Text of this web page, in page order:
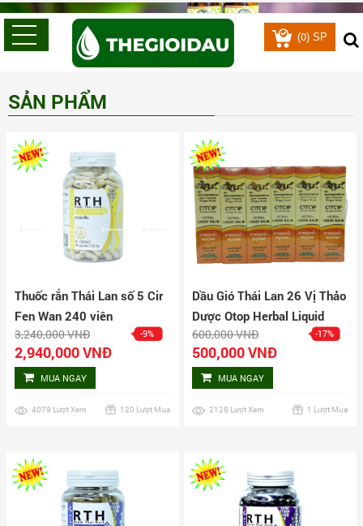
(0) SP
SẢN PHẨM
Thuốc rắn Thái Lan số 5 Cir
Fen Wan 240 viên
3,240,000 VNĐ -9%
2,940,000 VNĐ
MUA NGAY
4079 Lượt Xem 120 Lượt Mua
Dầu Gió Thái Lan 26 Vị Thảo
Dược Otop Herbal Liquid
Balm Lốc 12 Chai
600,000 VNĐ -17%
500,000 VNĐ
MUA NGAY
2128 Lượt Xem 1 Lượt Mua